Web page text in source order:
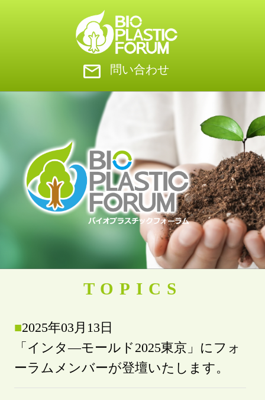
問い合わせ
TOPICS
■2025年03月13日
「インタ―モールド2025東京」にフォ
ーラムメンバーが登壇いたします。